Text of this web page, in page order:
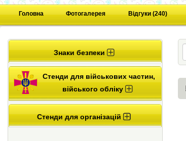
Головна Фотогалерея Відгуки (240)
Знаки безпеки
Стенди для військових частин,
війського обліку
Стенди для організацій